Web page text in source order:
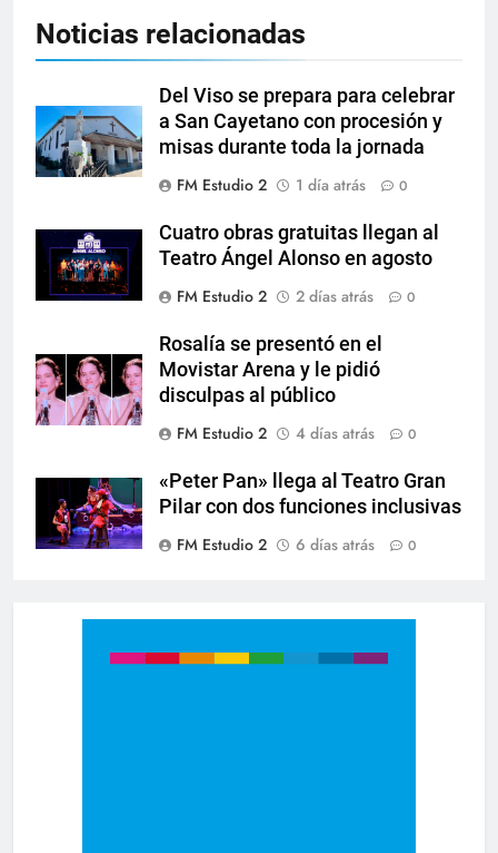
Noticias relacionadas
Del Viso se prepara para celebrar
a San Cayetano con procesión y
misas durante toda la jornada
FM Estudio 2
1 día atrás 0
Cuatro obras gratuitas llegan al
Teatro Ángel Alonso en agosto
FM Estudio 2
2 días atrás 0
Rosalía se presentó en el
Movistar Arena y le pidió
disculpas al público
FM Estudio 2
4 días atrás 0
«Peter Pan» llega al Teatro Gran
Pilar con dos funciones inclusivas
FM Estudio 2
6 días atrás 0